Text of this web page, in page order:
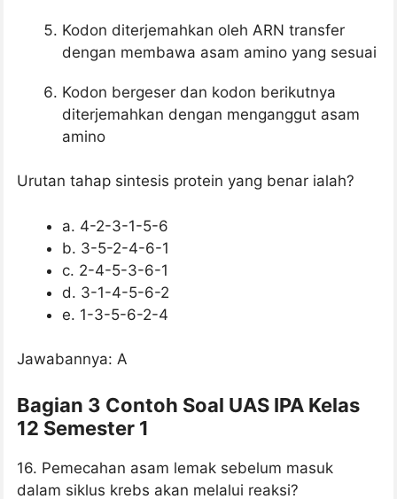
Kodon diterjemahkan oleh ARN transfer
dengan membawa asam amino yang sesuai
Kodon bergeser dan kodon berikutnya
diterjemahkan dengan menganggut asam
amino
Urutan tahap sintesis protein yang benar ialah?
a. 4-2-3-1-5-6
b. 3-5-2-4-6-1
c. 2-4-5-3-6-1
d. 3-1-4-5-6-2
e. 1-3-5-6-2-4
Jawabannya: A
Bagian 3 Contoh Soal UAS IPA Kelas
12 Semester 1
16. Pemecahan asam lemak sebelum masuk
dalam siklus krebs akan melalui reaksi?